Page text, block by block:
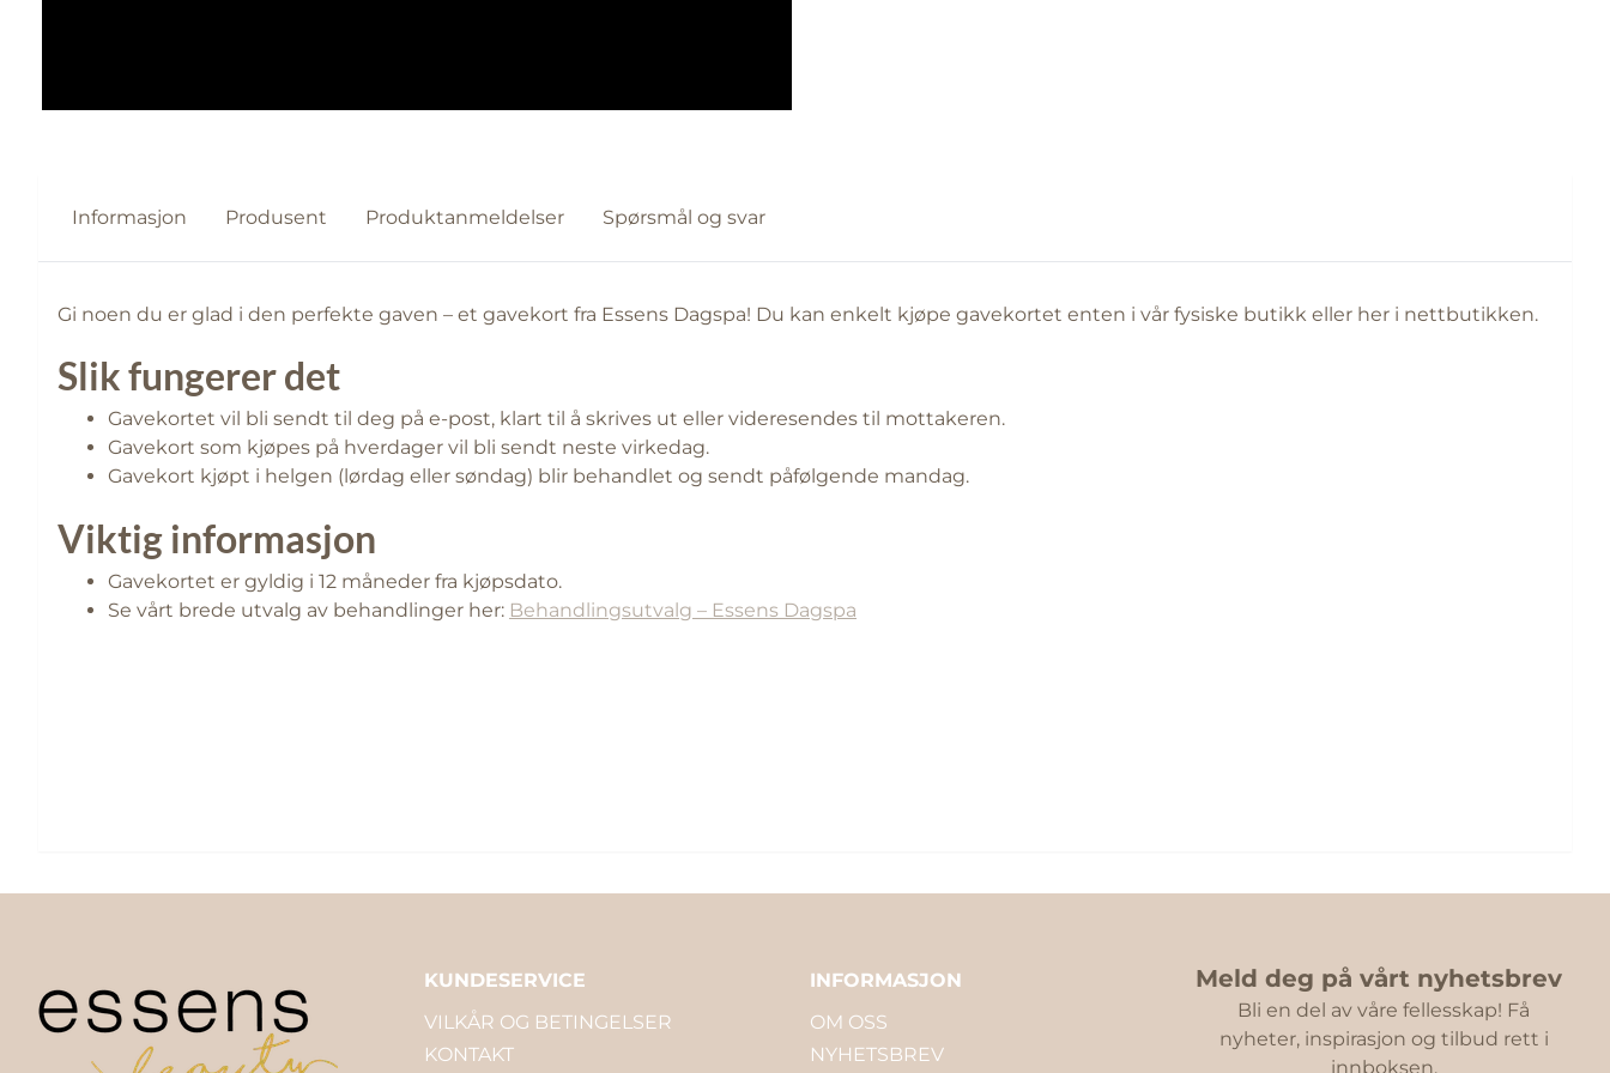
Informasjon Produsent Produktanmeldelser Spørsmål og svar
Gi noen du er glad i den perfekte gaven – et gavekort fra Essens Dagspa! Du kan enkelt kjøpe gavekortet enten i vår fysiske butikk eller her i nettbutikken.
Slik fungerer det
Gavekortet vil bli sendt til deg på e-post, klart til å skrives ut eller videresendes til mottakeren.
Gavekort som kjøpes på hverdager vil bli sendt neste virkedag.
Gavekort kjøpt i helgen (lørdag eller søndag) blir behandlet og sendt påfølgende mandag.
Viktig informasjon
Gavekortet er gyldig i 12 måneder fra kjøpsdato.
Se vårt brede utvalg av behandlinger her: Behandlingsutvalg – Essens Dagspa
KUNDESERVICE
VILKÅR OG BETINGELSER
KONTAKT
INFORMASJON
OM OSS
NYHETSBREV
Meld deg på vårt nyhetsbrev
Bli en del av våre fellesskap! Få
nyheter, inspirasjon og tilbud rett i
innboksen.